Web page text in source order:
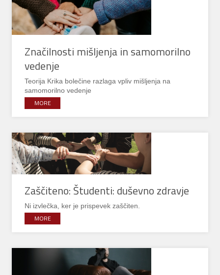
Značilnosti mišljenja in samomorilno
vedenje
Teorija Krika bolečine razlaga vpliv mišljenja na
samomorilno vedenje
MORE
Zaščiteno: Študenti: duševno zdravje
Ni izvlečka, ker je prispevek zaščiten.
MORE